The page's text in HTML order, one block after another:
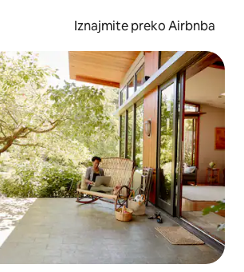
Iznajmite preko Airbnba